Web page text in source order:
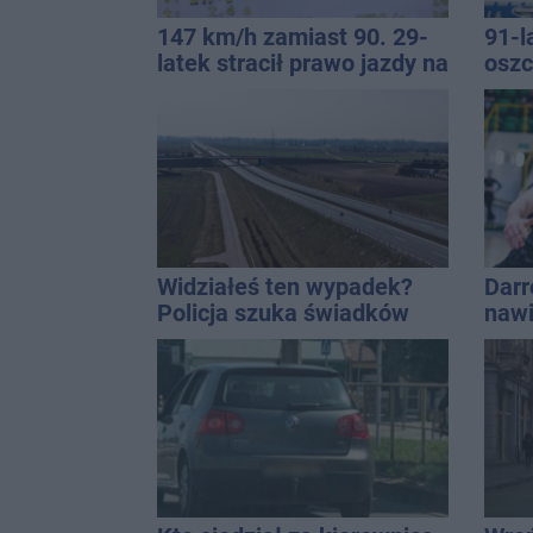
147 km/h zamiast 90. 29-
latek stracił prawo jazdy na
91-
Widziałeś ten wypadek?
Policja szuka świadków
w